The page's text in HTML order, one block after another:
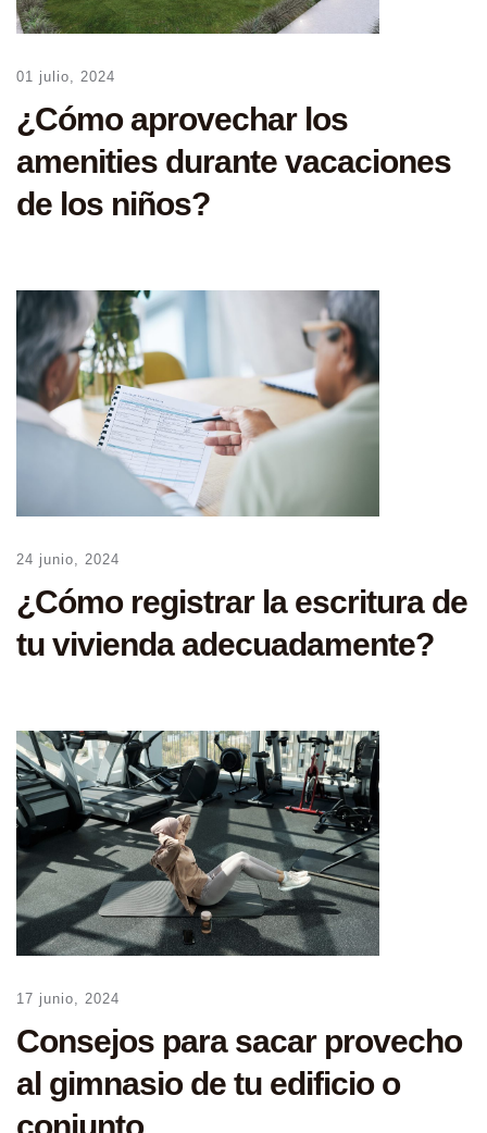
01 julio, 2024
¿Cómo aprovechar los
amenities durante vacaciones
de los niños?
24 junio, 2024
¿Cómo registrar la escritura de
tu vivienda adecuadamente?
17 junio, 2024
Consejos para sacar provecho
al gimnasio de tu edificio o